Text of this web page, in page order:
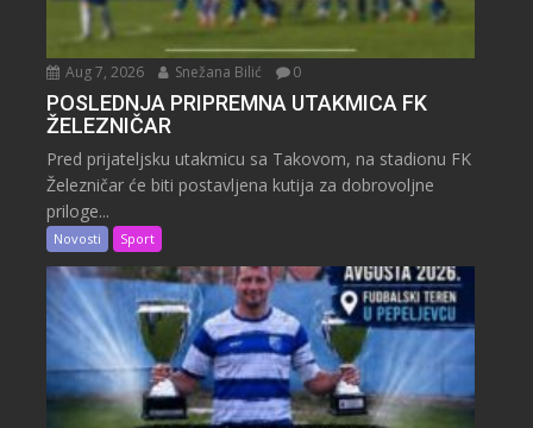
Aug 7, 2026 Snežana Bilić 0
POSLEDNJA PRIPREMNA UTAKMICA FK
ŽELEZNIČAR
Pred prijateljsku utakmicu sa Takovom, na stadionu FK
Železničar će biti postavljena kutija za dobrovoljne
priloge...
Novosti Sport